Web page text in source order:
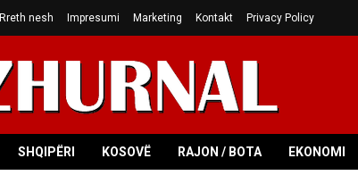
Rreth nesh Impresumi Marketing Kontakt Privacy Policy
SHQIPËRI KOSOVË RAJON / BOTA EKONOMI